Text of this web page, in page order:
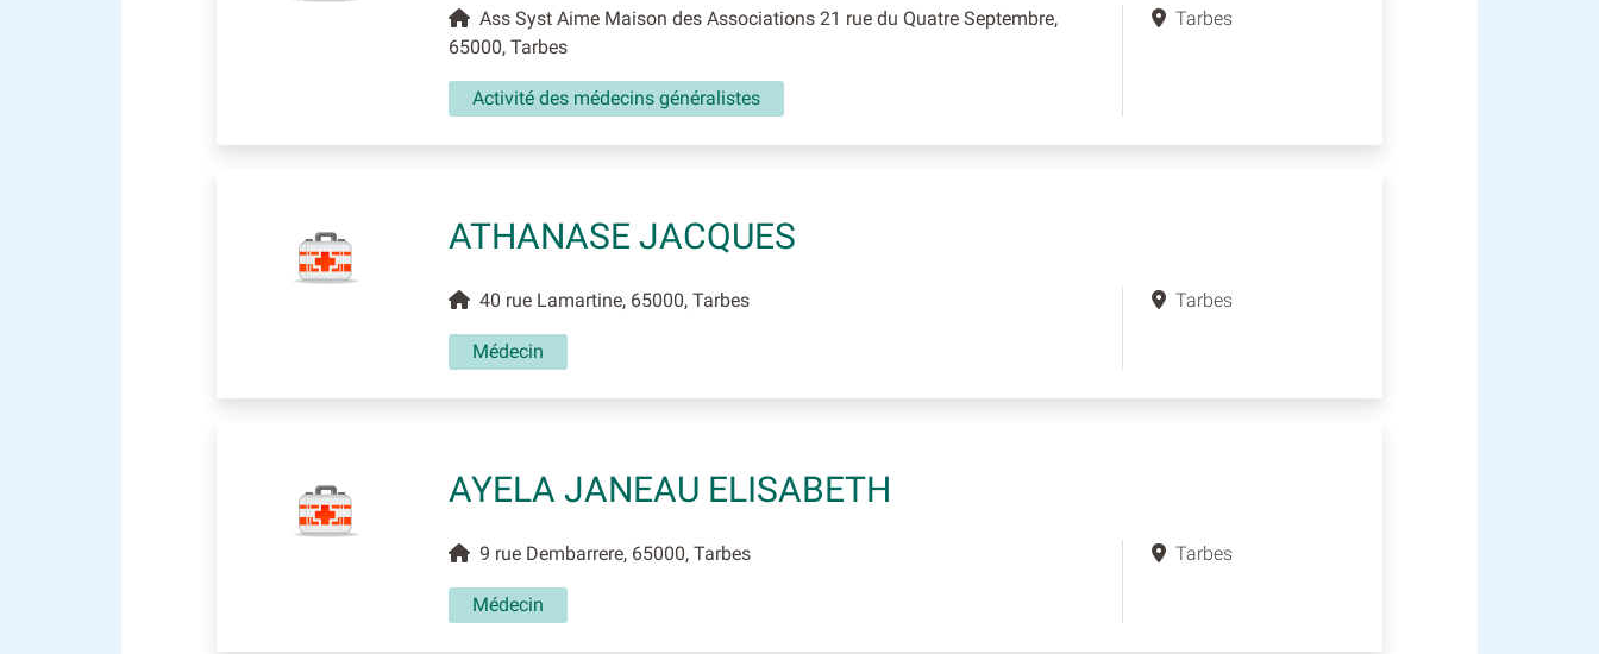
Ass Syst Aime Maison des Associations 21 rue du Quatre Septembre,
65000, Tarbes
Activité des médecins généralistes
Tarbes
ATHANASE JACQUES
40 rue Lamartine, 65000, Tarbes
Médecin
Tarbes
AYELA JANEAU ELISABETH
9 rue Dembarrere, 65000, Tarbes
Médecin
Tarbes